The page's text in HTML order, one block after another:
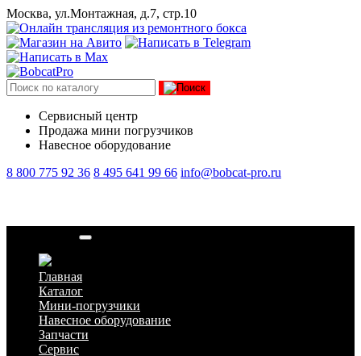
Москва, ул.Монтажная, д.7, стр.10
Сервисный центр
Продажа мини погрузчиков
Навесное оборудование
8 800 775 92 36 8 495 641 99 66 info@bobcat-pro.ru
Главная
Каталог
Мини-погрузчики
Навесное оборудование
Запчасти
Сервис